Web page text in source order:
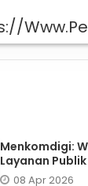
Menkomdigi:
Layanan Publik
08 Apr 2026